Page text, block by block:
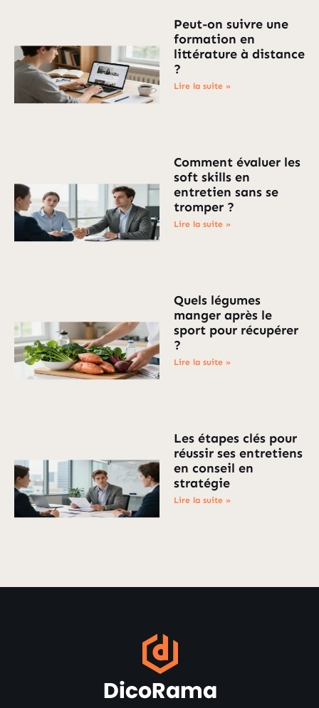
Peut-on suivre une
formation en
littérature à distance
?
Lire la suite »
Comment évaluer les
soft skills en
entretien sans se
tromper ?
Lire la suite »
Quels légumes
manger après le
sport pour récupérer
?
Lire la suite »
Les étapes clés pour
réussir ses entretiens
en conseil en
stratégie
Lire la suite »